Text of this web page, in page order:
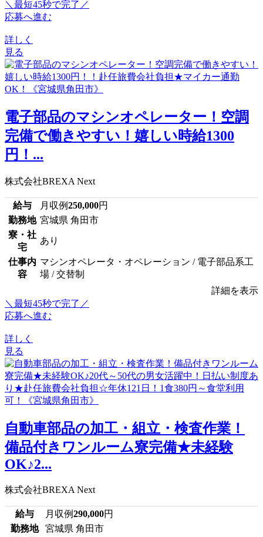
＼最短45秒で完了／
応募へ進む
詳しく
見る
電子部品のマシンオペレーター！空調
完備で働きやすい！嬉しい時給1300
円！...
株式会社BREXA Next
給与 月収例250,000円
勤務地 宮城県 角田市
寮・社
宅
あり
仕事内
容
マシンオペレータ・オペレーション / 電子部品系工
場 / 交替制
詳細を表示
＼最短45秒で完了／
応募へ進む
詳しく
見る
自動車部品の加工・組立・検査作業！
備品付きワンルーム寮完備★未経験
OK♪2...
株式会社BREXA Next
給与 月収例290,000円
勤務地
宮城県 角田市